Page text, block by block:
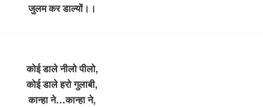
जुलम कर डाल्यों।।
कोई डाले नीलो पीलो,
कोई डाले हरो गुलाबी,
कान्हा ने…कान्हा ने,